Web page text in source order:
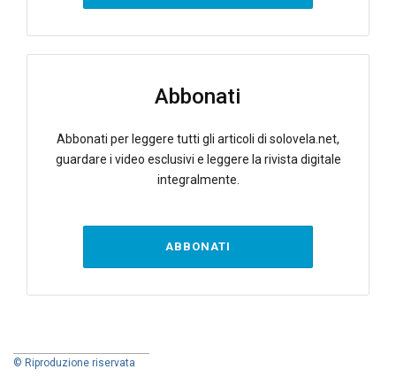
Abbonati
Abbonati per leggere tutti gli articoli di solovela.net,
guardare i video esclusivi e leggere la rivista digitale
integralmente.
ABBONATI
© Riproduzione riservata